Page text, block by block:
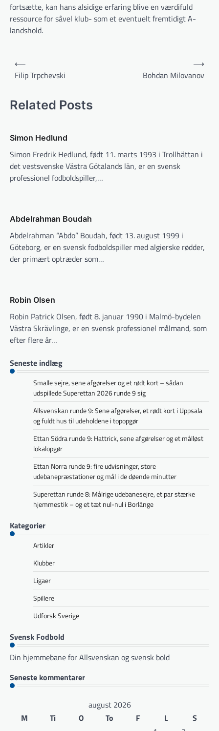
fortsætte, kan hans alsidige erfaring blive en værdifuld
ressource for såvel klub- som et eventuelt fremtidigt A-
landshold.
Indlægsnavigation
⟵
Filip Trpchevski
Bohdan Milovanov
⟶
Related Posts
Simon Hedlund
Simon Fredrik Hedlund, født 11. marts 1993 i Trollhättan i
det vestsvenske Västra Götalands län, er en svensk
professionel fodboldspiller,…
Abdelrahman Boudah
Abdelrahman “Abdo” Boudah, født 13. august 1999 i
Göteborg, er en svensk fodboldspiller med algierske rødder,
der primært optræder som…
Robin Olsen
Robin Patrick Olsen, født 8. januar 1990 i Malmö-bydelen
Västra Skrävlinge, er en svensk professionel målmand, som
efter flere år…
Seneste indlæg
Smalle sejre, sene afgørelser og et rødt kort – sådan
udspillede Superettan 2026 runde 9 sig
Allsvenskan runde 9: Sene afgørelser, et rødt kort i Uppsala
og fuldt hus til udeholdene i topopgør
Ettan Södra runde 9: Hattrick, sene afgørelser og et målløst
lokalopgør
Ettan Norra runde 9: fire udvisninger, store
udebanepræstationer og mål i de døende minutter
Superettan runde 8: Målrige udebanesejre, et par stærke
hjemmestik – og et tæt nul-nul i Borlänge
Kategorier
Artikler
Klubber
Ligaer
Spillere
Udforsk Sverige
Svensk Fodbold
Din hjemmebane for Allsvenskan og svensk bold
Seneste kommentarer
august 2026
M
Ti O To F L
S